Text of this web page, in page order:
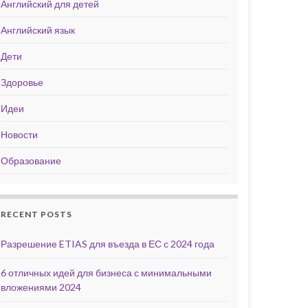
Английский для детей
Английский язык
Дети
Здоровье
Идеи
Новости
Образование
RECENT POSTS
Разрешение ETIAS для въезда в ЕС с 2024 года
6 отличных идей для бизнеса с минимальными
вложениями 2024